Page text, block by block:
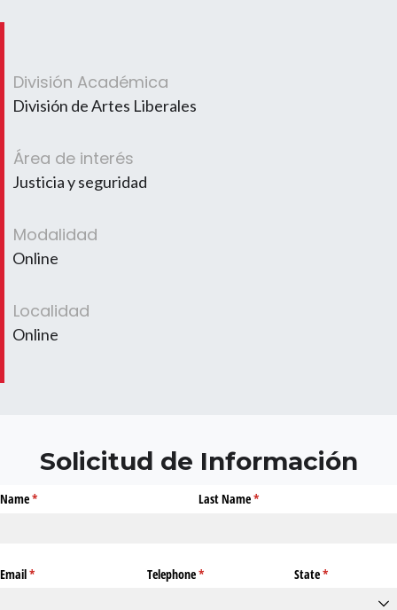
División Académica
División de Artes Liberales
Área de interés
Justicia y seguridad
Modalidad
Online
Localidad
Online
Solicitud de Información